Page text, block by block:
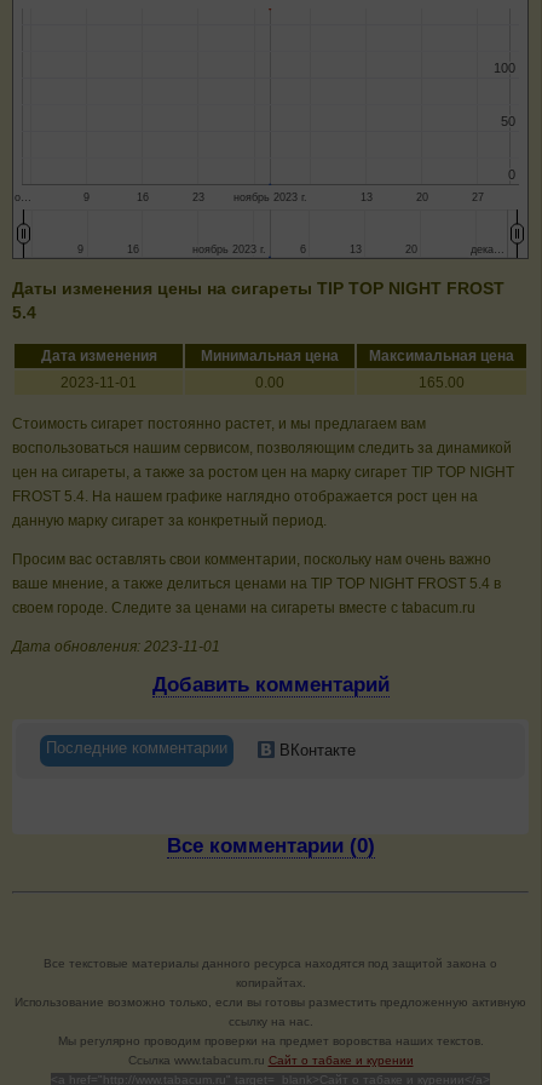
о… ноябрь 2023 г.
9 16 23 13 20 27
0
0
50
50
100
100
ноябрь 2023 г.
ноябрь 2023 г. дека…
дека…
9
9 16
16 6
6 13
13 20
20
Даты изменения цены на сигареты TIP TOP NIGHT FROST
5.4
Дата изменения Минимальная цена
Максимальная цена
2023-11-01
0.00 165.00
Стоимость сигарет постоянно растет, и мы предлагаем вам
воспользоваться нашим сервисом, позволяющим следить за динамикой
цен на сигареты, а также за ростом цен на марку сигарет TIP TOP NIGHT
FROST 5.4. На нашем графике наглядно отображается рост цен на
данную марку сигарет за конкретный период.
Просим вас оставлять свои комментарии, поскольку нам очень важно
ваше мнение, а также делиться ценами на TIP TOP NIGHT FROST 5.4 в
своем городе. Следите за ценами на сигареты вместе с tabacum.ru
Дата обновления: 2023-11-01
Добавить комментарий
Последние комментарии ВКонтакте
Все комментарии (0)
Все текстовые материалы данного ресурса находятся под защитой закона о
копирайтах.
Использование возможно только, если вы готовы разместить предложенную активную
ссылку на нас.
Мы регулярно проводим проверки на предмет воровства наших текстов.
Cсылка www.tabacum.ru Сайт о табаке и курении
<a href="http://www.tabacum.ru" target=_blank>Сайт о табаке и курении</a>